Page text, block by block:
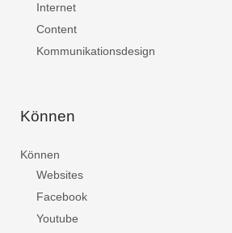
Internet
Content
Kommunikationsdesign
Können
Können
Websites
Facebook
Youtube